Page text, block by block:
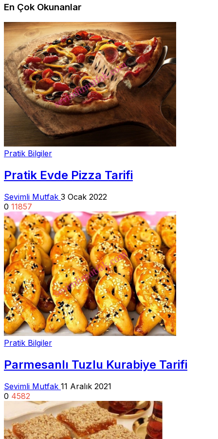
En Çok Okunanlar
Pratik Bilgiler
Pratik Evde Pizza Tarifi
Sevimli Mutfak 3 Ocak 2022
0 11857
Pratik Bilgiler
Parmesanlı Tuzlu Kurabiye Tarifi
Sevimli Mutfak 11 Aralık 2021
0 4582